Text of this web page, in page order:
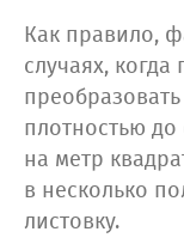
Как правило,
случаях,
плотностью
на метр
в несколько
листовку.